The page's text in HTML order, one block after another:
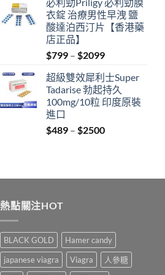
was:
$399.
is:
$369.
衣錠 治療男性早洩 鹽
酸達泊西汀片【香港藥
店正品】
$799 – $2099Price
$799
through
$2099
超級雙效犀利士Super
Tadarise 勃起持久
100mg/10粒 印度原裝
進口
$489 – $2500Price
$2500
熱點關注HOT
BLACK GOLD
Hamer candy
japanese viagra
Viagra
人參糖